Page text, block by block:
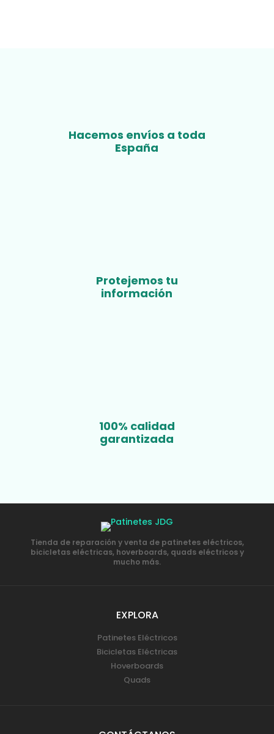
Hacemos envíos a toda
España
Protejemos tu
información
100% calidad
garantizada
Tienda de reparación y venta de patinetes eléctricos,
bicicletas eléctricas, hoverboards, quads eléctricos y
mucho más.
EXPLORA
Patinetes Eléctricos
Bicicletas Eléctricas
Hoverboards
Quads